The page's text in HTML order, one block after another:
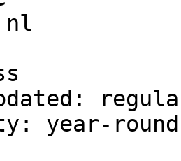
nl
year-round